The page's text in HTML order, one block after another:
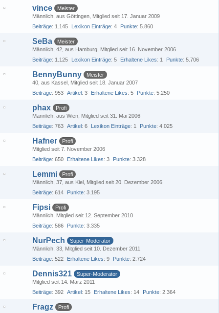
vince
Meister
Männlich aus Göttingen Mitglied seit 17. Januar 2009
Beiträge 1.145 Lexikon Einträge 4 Punkte 5.860
SeBa
Meister
Männlich 42 aus Hamburg Mitglied seit 16. November 2006
Beiträge 1.125 Lexikon Einträge 5 Erhaltene Likes 1 Punkte 5.706
BennyBunny
Meister
40 aus Kassel Mitglied seit 18. Januar 2007
Beiträge 953 Artikel 3 Erhaltene Likes 5 Punkte 5.250
phax
Profi
Männlich aus Wien Mitglied seit 31. Mai 2006
Beiträge 763 Artikel 6 Lexikon Einträge 1 Punkte 4.025
Hafner
Profi
Mitglied seit 7. November 2006
Beiträge 650 Erhaltene Likes 3 Punkte 3.328
Lemmi
Profi
Männlich 37 aus Kiel Mitglied seit 20. Dezember 2006
Beiträge 614 Punkte 3.195
Fipsi
Profi
Männlich Mitglied seit 12. September 2010
Beiträge 586 Punkte 3.335
NurPech
Super-Moderator
Männlich 33 Mitglied seit 10. Dezember 2011
Beiträge 522 Erhaltene Likes 9 Punkte 2.724
Dennis321
Super-Moderator
Mitglied seit 14. März 2011
Beiträge 392 Artikel 15 Erhaltene Likes 14 Punkte 2.364
Fragz
Profi